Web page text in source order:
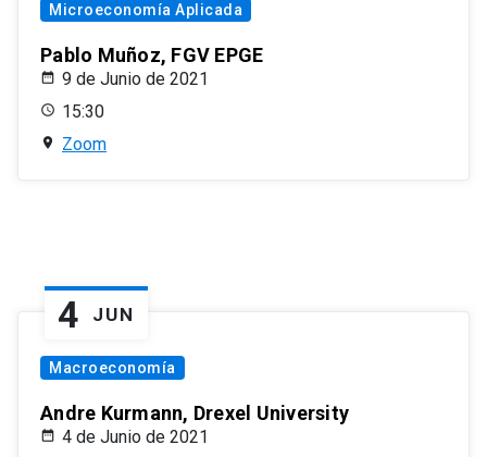
Microeconomía Aplicada
Pablo Muñoz, FGV EPGE
9 de Junio de 2021
15:30
Zoom
4 JUN
Macroeconomía
Andre Kurmann, Drexel University
4 de Junio de 2021